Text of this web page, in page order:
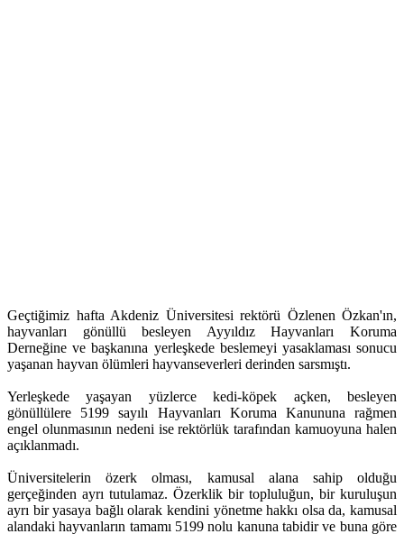
Geçtiğimiz hafta Akdeniz Üniversitesi rektörü Özlenen Özkan'ın,
hayvanları gönüllü besleyen Ayyıldız Hayvanları Koruma
Derneğine ve başkanına yerleşkede beslemeyi yasaklaması sonucu
yaşanan hayvan ölümleri hayvanseverleri derinden sarsmıştı.
Yerleşkede yaşayan yüzlerce kedi-köpek açken, besleyen
gönüllülere 5199 sayılı Hayvanları Koruma Kanununa rağmen
engel olunmasının nedeni ise rektörlük tarafından kamuoyuna halen
açıklanmadı.
Üniversitelerin özerk olması, kamusal alana sahip olduğu
gerçeğinden ayrı tutulamaz. Özerklik bir topluluğun, bir kuruluşun
ayrı bir yasaya bağlı olarak kendini yönetme hakkı olsa da, kamusal
alandaki hayvanların tamamı 5199 nolu kanuna tabidir ve buna göre